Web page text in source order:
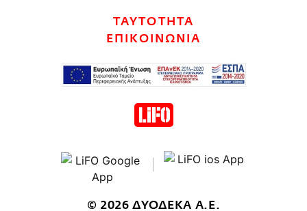
ΤΑΥΤΟΤΗΤΑ
ΕΠΙΚΟΙΝΩΝΙΑ
© 2026 ΔΥΟΔΕΚΑ Α.Ε.